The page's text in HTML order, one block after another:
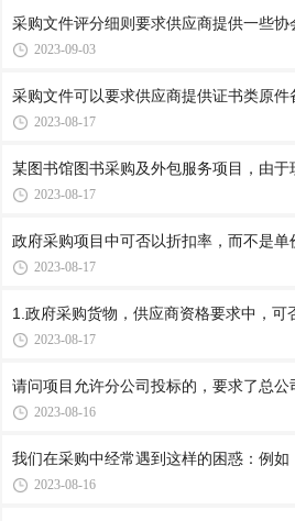
采购文件评分细则要求供应商提供一些
2023-09-03
采购文件可以要求供应商提供证书类原件
2023-08-17
某图书馆图书采购及外包服务项目，由
2023-08-17
政府采购项目中可否以折扣率，而不是
2023-08-17
1.政府采购货物，供应商资格要求中，可
2023-08-17
请问项目允许分公司投标的，要求了总
2023-08-16
我们在采购中经常遇到这样的困惑：例
2023-08-16